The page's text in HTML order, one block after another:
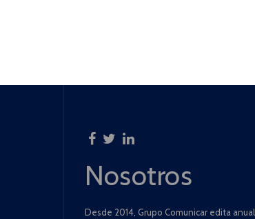
Nosotros
Desde 2014, Grupo Comunicar edita